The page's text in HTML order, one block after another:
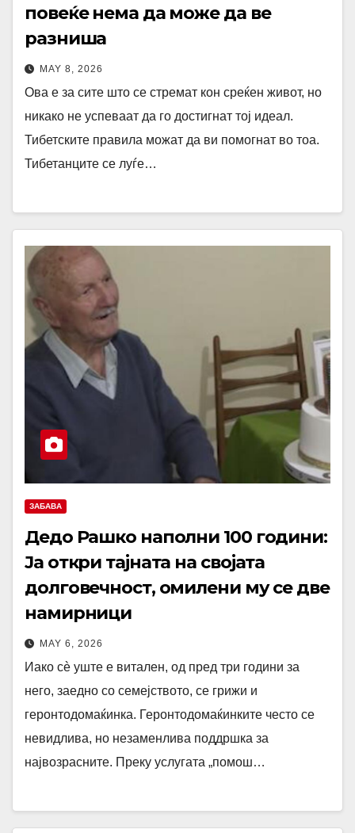
повеќе нема да може да ве
разниша
MAY 8, 2026
Ова е за сите што се стремат кон среќен живот, но
никако не успеваат да го достигнат тој идеал.
Тибетските правила можат да ви помогнат во тоа.
Тибетанците се луѓе…
ЗАБАВА
Дедо Рашко наполни 100 години:
Jа откри тајната на својата
долговечност, омилени му се две
намирници
MAY 6, 2026
Иако сè уште е витален, од пред три години за
него, заедно со семејството, се грижи и
геронтодомаќинка. Геронтодомаќинките често се
невидлива, но незаменлива поддршка за
највозрасните. Преку услугата „помош…